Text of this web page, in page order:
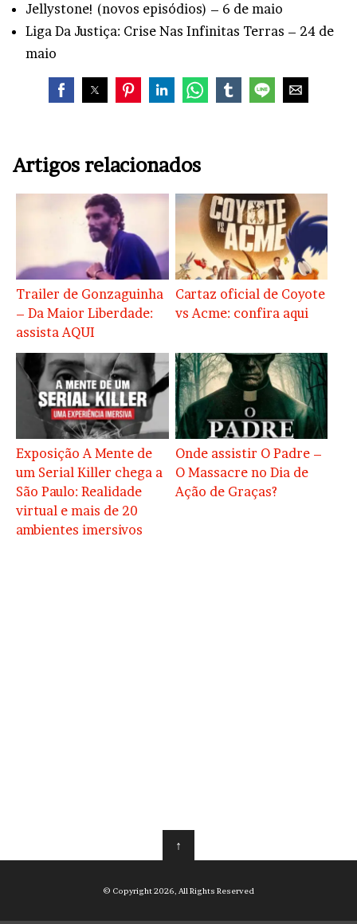
Jellystone! (novos episódios) – 6 de maio
Liga Da Justiça: Crise Nas Infinitas Terras – 24 de
maio
Artigos relacionados
Trailer de Gonzaguinha
– Da Maior Liberdade:
assista AQUI
Cartaz oficial de Coyote
vs Acme: confira aqui
Exposição A Mente de
um Serial Killer chega a
São Paulo: Realidade
virtual e mais de 20
ambientes imersivos
Onde assistir O Padre –
O Massacre no Dia de
Ação de Graças?
↑
© Copyright 2026, All Rights Reserved